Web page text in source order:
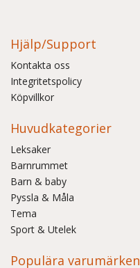
Hjälp/Support
Kontakta oss
Integritetspolicy
Köpvillkor
Huvudkategorier
Leksaker
Barnrummet
Barn & baby
Pyssla & Måla
Tema
Sport & Utelek
Populära varumärken